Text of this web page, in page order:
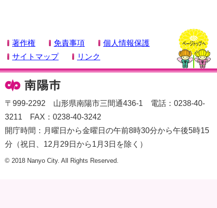
著作権 免責事項
個人情報保護
サイトマップ
リンク
〒999-2292 山形県南陽市三間通436-1 電話：0238-40-
3211 FAX：0238-40-3242
開庁時間：月曜日から金曜日の午前8時30分から午後5時15
分（祝日、12月29日から1月3日を除く）
© 2018 Nanyo City. All Rights Reserved.